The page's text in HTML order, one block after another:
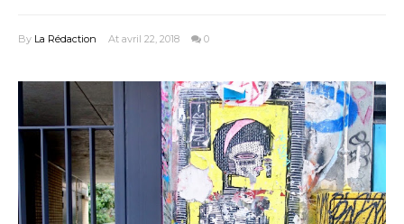
By La Rédaction At avril 22, 2018 0